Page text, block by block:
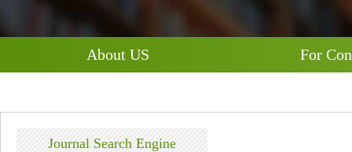
About US For
Journal Search Engine